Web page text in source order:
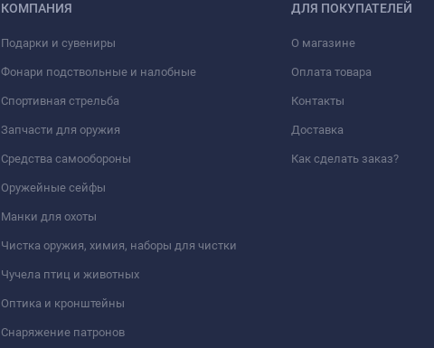
КОМПАНИЯ
Подарки и сувениры
Фонари подствольные и налобные
Спортивная стрельба
Запчасти для оружия
Средства самообороны
Оружейные сейфы
Манки для охоты
Чистка оружия, химия, наборы для чистки
Чучела птиц и животных
Оптика и кронштейны
Снаряжение патронов
ДЛЯ ПОКУПАТЕЛЕЙ
О магазине
Оплата товара
Контакты
Доставка
Как сделать заказ?